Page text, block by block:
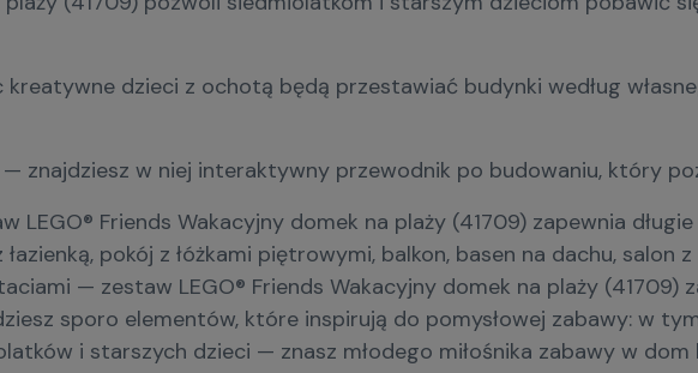
dzieci z ochotą będą przestawiać budynki według
— znajdziesz w niej interaktywny przewodnik po budowaniu, który
LEGO® Friends Wakacyjny domek na plaży (41709) zapewnia
pokój z łóżkami piętrowymi, balkon, basen na dachu,
— zestaw LEGO® Friends Wakacyjny domek na plaży
sporo elementów, które inspirują do pomysłowej zabawy: w
i starszych dzieci — znasz młodego miłośnika zabawy w